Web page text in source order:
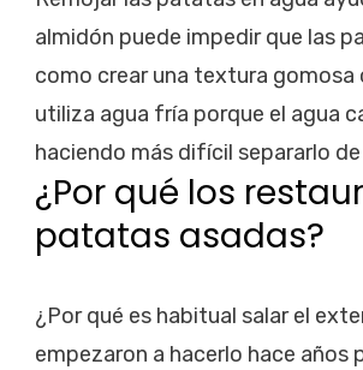
almidón puede impedir que las
como crear una textura gomosa
utiliza agua fría porque el agua
haciendo más difícil separarlo
¿Por qué los
patatas asadas?
¿Por qué es habitual salar el
empezaron a hacerlo hace años